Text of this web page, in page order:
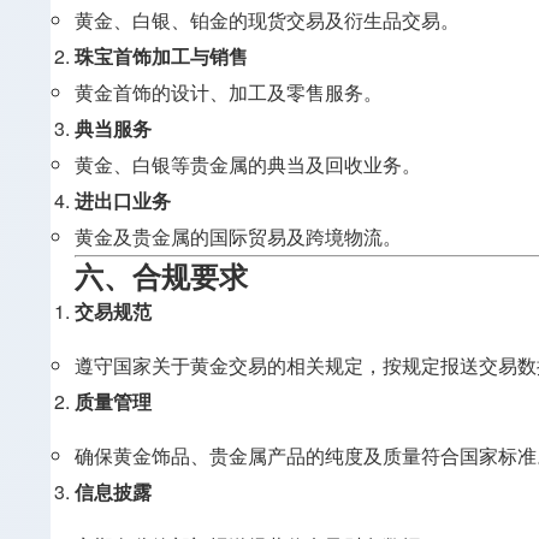
黄金、白银、铂金的现货交易及衍生品交易。
珠宝首饰加工与销售
黄金首饰的设计、加工及零售服务。
典当服务
黄金、白银等贵金属的典当及回收业务。
进出口业务
黄金及贵金属的国际贸易及跨境物流。
六、合规要求
交易规范
遵守国家关于黄金交易的相关规定，按规定报送交易
质量管理
确保黄金饰品、贵金属产品的纯度及质量符合国家标
信息披露